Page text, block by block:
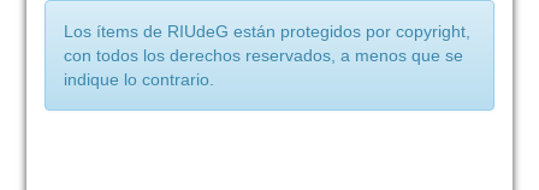
Los ítems de RIUdeG están protegidos por copyright,
con todos los derechos reservados, a menos que se
indique lo contrario.